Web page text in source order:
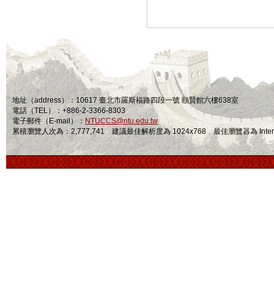
地址（address）：10617 臺北市羅斯福路四段一號 頤賢館六樓638室
電話（TEL）：+886-2-3366-8303
電子郵件（E-mail）： NTUCCS@ntu.edu.tw
累積瀏覽人次為：2,777,741 建議最佳解析度為 1024x768 最佳瀏覽器為